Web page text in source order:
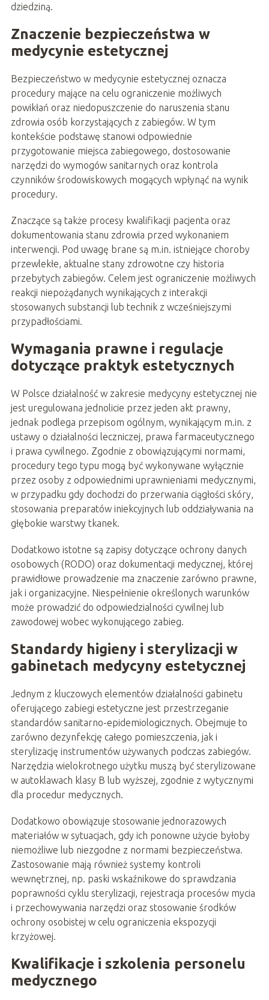
dziedziną.
Znaczenie bezpieczeństwa w
medycynie estetycznej
Bezpieczeństwo w medycynie estetycznej oznacza
procedury mające na celu ograniczenie możliwych
powikłań oraz niedopuszczenie do naruszenia stanu
zdrowia osób korzystających z zabiegów. W tym
kontekście podstawę stanowi odpowiednie
przygotowanie miejsca zabiegowego, dostosowanie
narzędzi do wymogów sanitarnych oraz kontrola
czynników środowiskowych mogących wpłynąć na wynik
procedury.
Znaczące są także procesy kwalifikacji pacjenta oraz
dokumentowania stanu zdrowia przed wykonaniem
interwencji. Pod uwagę brane są m.in. istniejące choroby
przewlekłe, aktualne stany zdrowotne czy historia
przebytych zabiegów. Celem jest ograniczenie możliwych
reakcji niepożądanych wynikających z interakcji
stosowanych substancji lub technik z wcześniejszymi
przypadłościami.
Wymagania prawne i regulacje
dotyczące praktyk estetycznych
W Polsce działalność w zakresie medycyny estetycznej nie
jest uregulowana jednolicie przez jeden akt prawny,
jednak podlega przepisom ogólnym, wynikającym m.in. z
ustawy o działalności leczniczej, prawa farmaceutycznego
i prawa cywilnego. Zgodnie z obowiązującymi normami,
procedury tego typu mogą być wykonywane wyłącznie
przez osoby z odpowiednimi uprawnieniami medycznymi,
w przypadku gdy dochodzi do przerwania ciągłości skóry,
stosowania preparatów iniekcyjnych lub oddziaływania na
głębokie warstwy tkanek.
Dodatkowo istotne są zapisy dotyczące ochrony danych
osobowych (RODO) oraz dokumentacji medycznej, której
prawidłowe prowadzenie ma znaczenie zarówno prawne,
jak i organizacyjne. Niespełnienie określonych warunków
może prowadzić do odpowiedzialności cywilnej lub
zawodowej wobec wykonującego zabieg.
Standardy higieny i sterylizacji w
gabinetach medycyny estetycznej
Jednym z kluczowych elementów działalności gabinetu
oferującego zabiegi estetyczne jest przestrzeganie
standardów sanitarno-epidemiologicznych. Obejmuje to
zarówno dezynfekcję całego pomieszczenia, jak i
sterylizację instrumentów używanych podczas zabiegów.
Narzędzia wielokrotnego użytku muszą być sterylizowane
w autoklawach klasy B lub wyższej, zgodnie z wytycznymi
dla procedur medycznych.
Dodatkowo obowiązuje stosowanie jednorazowych
materiałów w sytuacjach, gdy ich ponowne użycie byłoby
niemożliwe lub niezgodne z normami bezpieczeństwa.
Zastosowanie mają również systemy kontroli
wewnętrznej, np. paski wskaźnikowe do sprawdzania
poprawności cyklu sterylizacji, rejestracja procesów mycia
i przechowywania narzędzi oraz stosowanie środków
ochrony osobistej w celu ograniczenia ekspozycji
krzyżowej.
Kwalifikacje i szkolenia personelu
medycznego